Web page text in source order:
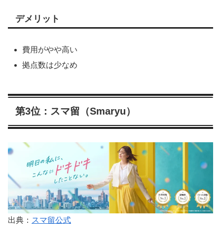
デメリット
費用がやや高い
拠点数は少なめ
第3位：スマ留（Smaryu）
出典： スマ留公式